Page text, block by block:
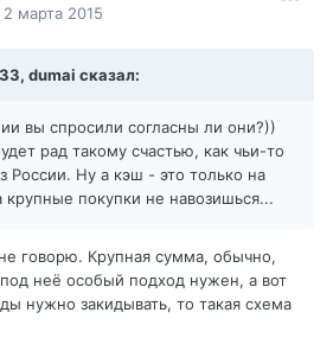
2 марта 2015
dumai сказал:
вы спросили согласны ли они?))
рад такому счастью, как чьи-то
России. Ну а кэш - это только на
покупки не навозишься...
говорю. Крупная сумма, обычно,
неё особый подход нужен, а вот
нужно закидывать, то такая схема